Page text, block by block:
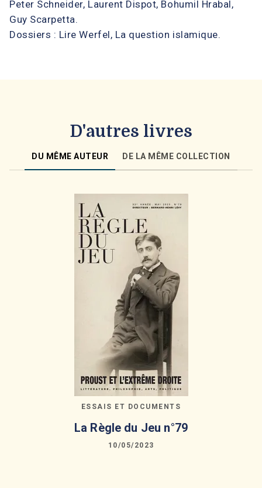
Peter Schneider, Laurent Dispot, Bohumil Hrabal,
Guy Scarpetta.
Dossiers : Lire Werfel, La question islamique.
D'autres livres
DU MÊME AUTEUR DE LA MÊME COLLECTION
ESSAIS ET DOCUMENTS
La Règle du Jeu n°79
10/05/2023